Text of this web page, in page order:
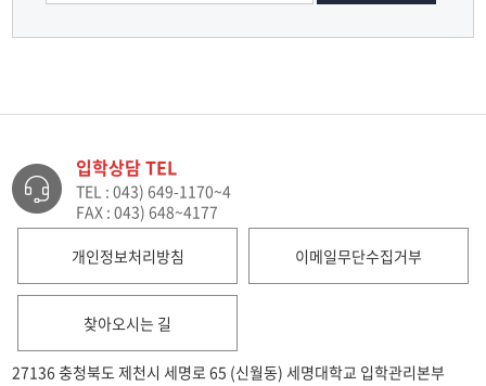
입학상담 TEL
TEL : 043) 649-1170~4
FAX : 043) 648~4177
개인정보처리방침 이메일무단수집거부
찾아오시는 길
27136 충청북도 제천시 세명로 65 (신월동) 세명대학교 입학관리본부